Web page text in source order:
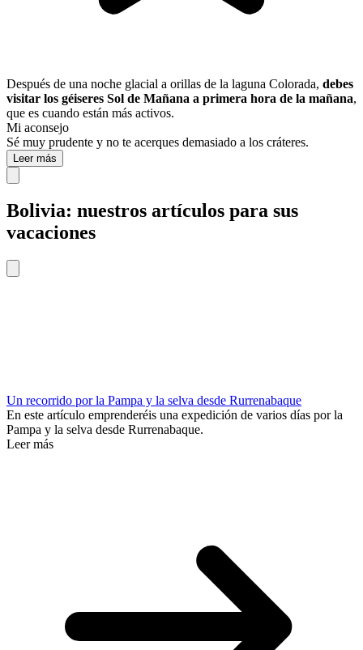
Después de una noche glacial a orillas de la laguna Colorada, debes
visitar los géiseres Sol de Mañana a primera hora de la mañana,
que es cuando están más activos.
Mi aconsejo
Sé muy prudente y no te acerques demasiado a los cráteres.
Leer más
Bolivia: nuestros artículos para sus
vacaciones
Un recorrido por la Pampa y la selva desde Rurrenabaque
En este artículo emprenderéis una expedición de varios días por la
Pampa y la selva desde Rurrenabaque.
Leer más